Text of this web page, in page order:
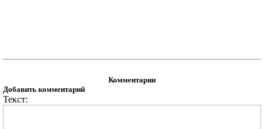
Комментарии
Добавить комментарий
Текст: